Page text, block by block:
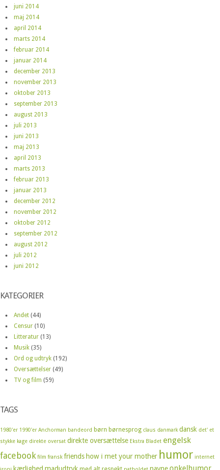
juni 2014
maj 2014
april 2014
marts 2014
februar 2014
januar 2014
december 2013
november 2013
oktober 2013
september 2013
august 2013
juli 2013
juni 2013
maj 2013
april 2013
marts 2013
februar 2013
januar 2013
december 2012
november 2012
oktober 2012
september 2012
august 2012
juli 2012
juni 2012
KATEGORIER
Andet (44)
Censur (10)
Litteratur (13)
Musik (35)
Ord og udtryk (192)
Oversættelser (49)
TV og film (59)
TAGS
1980'er 1990'er Anchorman bandeord børn børnesprog claus danmark dansk det' et
stykke kage direkte oversat direkte oversættelse Ekstra Bladet engelsk
facebook film fransk friends how i met your mother humor internet